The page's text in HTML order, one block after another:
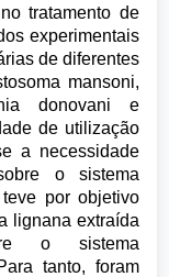
tratamento de
experimentais
de diferentes
mansoni,
donovani e
de utilização
a necessidade
o sistema
por objetivo
lignana extraída
o sistema
tanto, foram